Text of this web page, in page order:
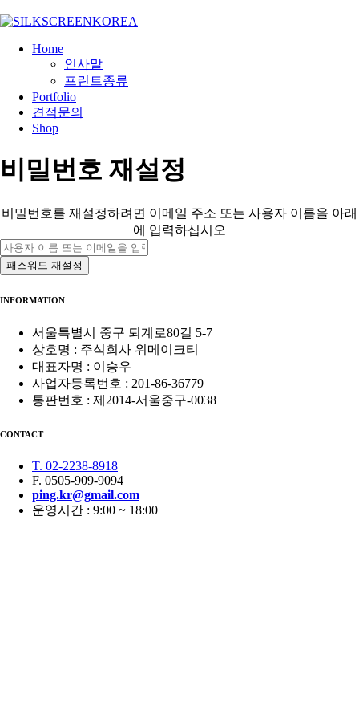
Home
인사말
프린트종류
Portfolio
견적문의
Shop
비밀번호 재설정
비밀번호를 재설정하려면 이메일 주소 또는 사용자 이름을 아래
에 입력하십시오
INFORMATION
서울특별시 중구 퇴계로80길 5-7
상호명 : 주식회사 위메이크티
대표자명 : 이승우
사업자등록번호 : 201-86-36779
통판번호 : 제2014-서울중구-0038
CONTACT
T. 02-2238-8918
F. 0505-909-9094
ping.kr@gmail.com
운영시간 : 9:00 ~ 18:00